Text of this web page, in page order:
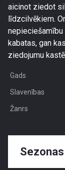
aicinot ziedot
līdzcilvēkiem.
kabatas, gan
ziedojumu
Gads
Slavenības
Žanrs
Sezonas